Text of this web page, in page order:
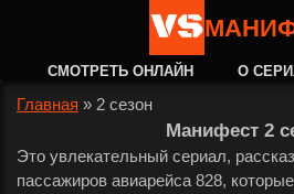
СМОТРЕТЬ ОНЛАЙН О
Главная » 2 сезон
Манифест 2
Это увлекательный сериал,
пассажиров авиарейса 828,